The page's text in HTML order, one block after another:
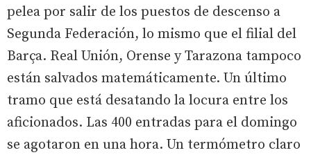
pelea por salir de los puestos de descenso a
Segunda Federación, lo mismo que el filial del
Barça. Real Unión, Orense y Tarazona tampoco
están salvados matemáticamente. Un último
tramo que está desatando la locura entre los
aficionados. Las 400 entradas para el domingo
se agotaron en una hora. Un termómetro claro